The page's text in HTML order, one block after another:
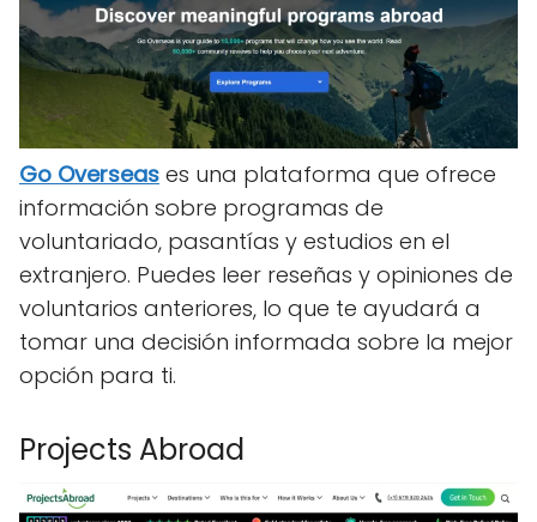
Go Overseas es una plataforma que ofrece
información sobre programas de
voluntariado, pasantías y estudios en el
extranjero. Puedes leer reseñas y opiniones de
voluntarios anteriores, lo que te ayudará a
tomar una decisión informada sobre la mejor
opción para ti.
Projects Abroad